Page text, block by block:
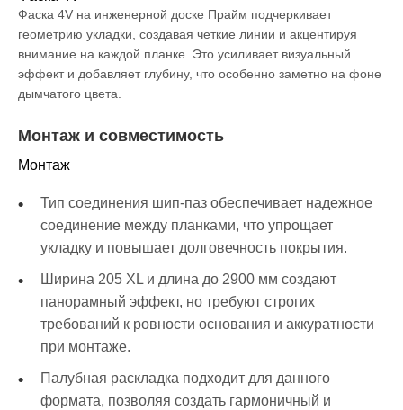
Фаска 4V на инженерной доске Прайм подчеркивает
геометрию укладки, создавая четкие линии и акцентируя
внимание на каждой планке. Это усиливает визуальный
эффект и добавляет глубину, что особенно заметно на фоне
дымчатого цвета.
Монтаж и совместимость
Монтаж
Тип соединения шип-паз обеспечивает надежное
соединение между планками, что упрощает
укладку и повышает долговечность покрытия.
Ширина 205 XL и длина до 2900 мм создают
панорамный эффект, но требуют строгих
требований к ровности основания и аккуратности
при монтаже.
Палубная раскладка подходит для данного
формата, позволяя создать гармоничный и